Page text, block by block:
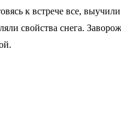
к встрече все,
свойства снега.